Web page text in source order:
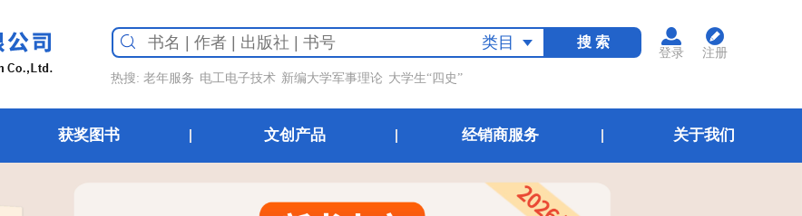
搜 索
类目
热搜: 老年服务 电工电子技术 新编大学军事理论 大学生“四史”
登录 注册
获奖图书 文创产品 经销商服务 关于我们